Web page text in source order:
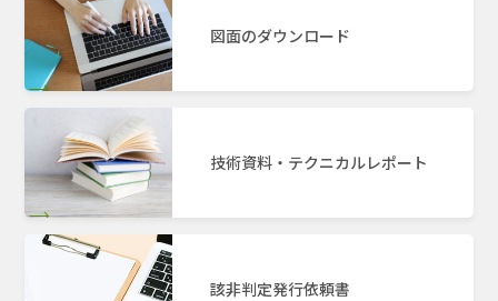
図面のダウンロード
技術資料・テクニカルレポート
該非判定発行依頼書